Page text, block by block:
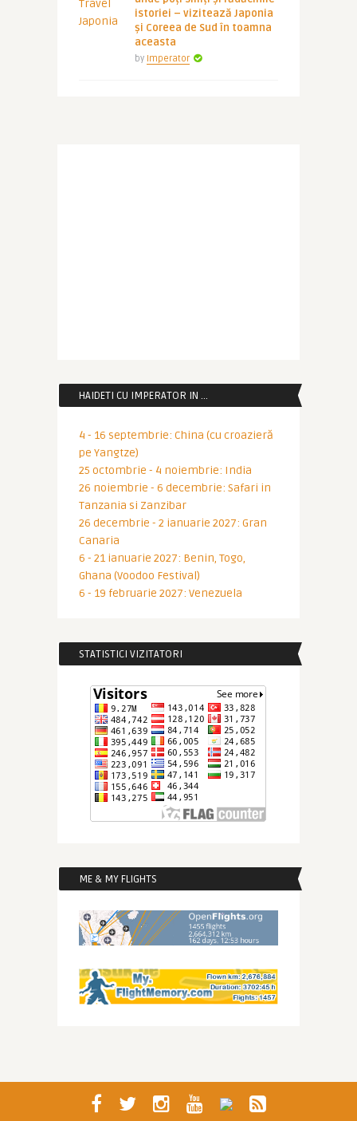
istoriei – vizitează Japonia
și Coreea de Sud în toamna
aceasta
by Imperator
HAIDETI CU IMPERATOR IN …
4 - 16 septembrie: China (cu croazieră
pe Yangtze)
25 octombrie - 4 noiembrie: India
26 noiembrie - 6 decembrie: Safari in
Tanzania si Zanzibar
26 decembrie - 2 ianuarie 2027: Gran
Canaria
6 - 21 ianuarie 2027: Benin, Togo,
Ghana (Voodoo Festival)
6 - 19 februarie 2027: Venezuela
STATISTICI VIZITATORI
ME & MY FLIGHTS